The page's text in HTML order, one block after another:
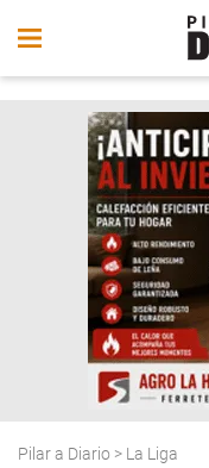
Pilar a Diario > La Liga